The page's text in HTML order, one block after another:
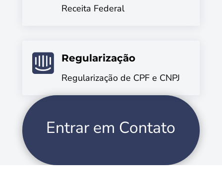
Receita Federal

Regularização
Regularização de CPF e CNPJ
Entrar em Contato